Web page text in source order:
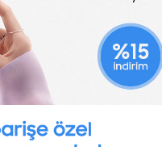
kariyeriyle vs.
çalışmaya önem
anlatıyor.
akşam idmanına’
10 saniyelik bir